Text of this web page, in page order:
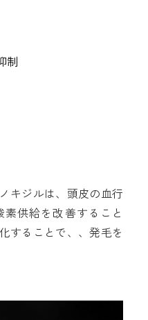
制
キジルは、頭皮の血行
供給を改善すること
することで、、発毛を